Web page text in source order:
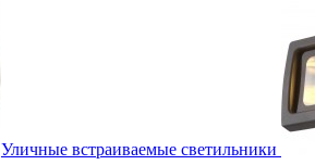
Уличные встраиваемые светильники